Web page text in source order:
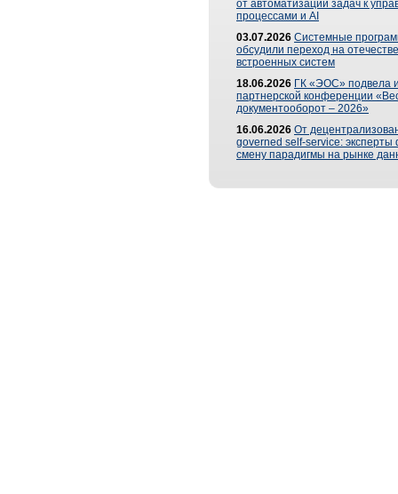
от автоматизации задач к
процессами и AI
03.07.2026 Системные
обсудили переход на
встроенных систем
18.06.2026 ГК «ЭОС» подвела
партнерской конференции
документооборот – 2026»
16.06.2026 От
governed self-service: эксперты
смену парадигмы на рынке